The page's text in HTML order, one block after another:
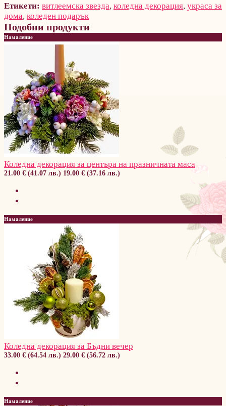
Етикети: витлеемска звезда, коледна декорация, украса за
дома, коледен подарък
Подобни продукти
Намаление
Коледна декорация за центъра на празничната маса
21.00 € (41.07 лв.) 19.00 € (37.16 лв.)
Намаление
Коледна декорация за Бъдни вечер
33.00 € (64.54 лв.) 29.00 € (56.72 лв.)
Намаление